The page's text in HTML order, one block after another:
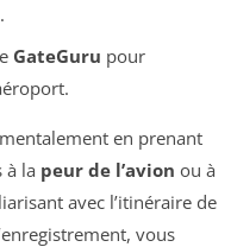
GateGuru pour
en prenant
à la peur de l’avion ou à
avec l’itinéraire de
vous